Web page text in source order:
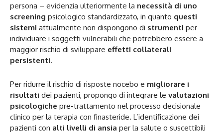
persona – evidenzia ulteriormente la necessità di uno
screening psicologico standardizzato, in quanto questi
sistemi attualmente non dispongono di strumenti per
individuare i soggetti vulnerabili che potrebbero essere a
maggior rischio di sviluppare effetti collaterali
persistenti.
Per ridurre il rischio di risposte nocebo e migliorare i
risultati dei pazienti, propongo di integrare le valutazioni
psicologiche pre-trattamento nel processo decisionale
clinico per la terapia con finasteride. L’identificazione dei
pazienti con alti livelli di ansia per la salute o suscettibili